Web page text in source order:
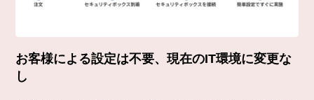
お客様による設定は不要、現在のIT環境に変更な
し